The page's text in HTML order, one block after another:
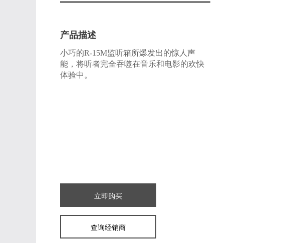
产品描述
小巧的R-15M监听箱所爆发出的惊人声
能，将听者完全吞噬在音乐和电影的欢快
体验中。
立即购买
查询经销商